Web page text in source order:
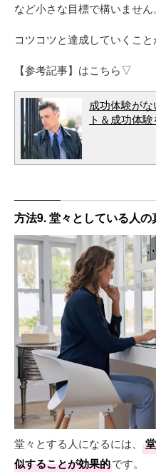
など小さな目標で構いません。
コツコツと達成していくこ
【参考記事】はこちら▽
成功体験が
ト＆成功体
方法9. 堂々としている人
堂々とする人になるには、
似することが効果的です。